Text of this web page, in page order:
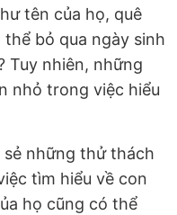
tên của họ, quê
bỏ qua ngày sinh
Tuy nhiên, những
nhỏ trong việc hiểu
sẻ những thử thách
tìm hiểu về con
họ cũng có thể